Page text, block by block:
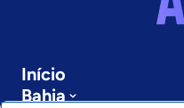
Início
Bahia